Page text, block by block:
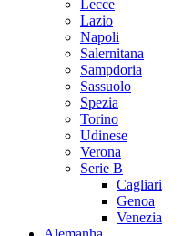
Lecce
Lazio
Napoli
Salernitana
Sampdoria
Sassuolo
Spezia
Torino
Udinese
Verona
Serie B
Cagliari
Genoa
Venezia